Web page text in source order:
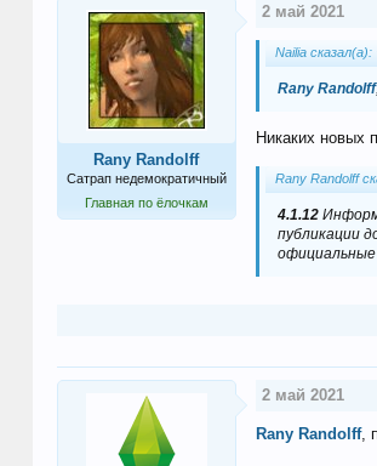
Rany Randolff
Сатрап недемократичный
Главная по ёлочкам
2 май 2021
Nailia сказал(а):
Rany Randolff
Никаких новых
Rany Randolff
4.1.12
публикации
официальные
2 май 2021
Rany Randolff,